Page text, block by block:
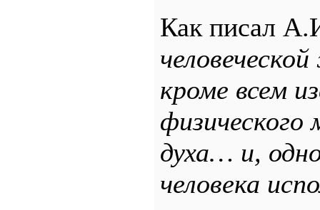
Как писал
кроме всем
духа… и,
человека